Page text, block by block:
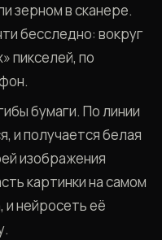
зерном в сканере.
бесследно: вокруг
пикселей, по
бумаги. По линии
и получается белая
изображения
картинки на самом
и нейросеть её